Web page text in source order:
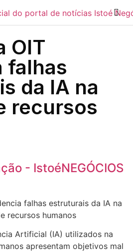
OIT
falhas
da IA na
recursos
- IstoéNEGÓCIOS
Artificial (IA) utilizados na
apresentam objetivos mal